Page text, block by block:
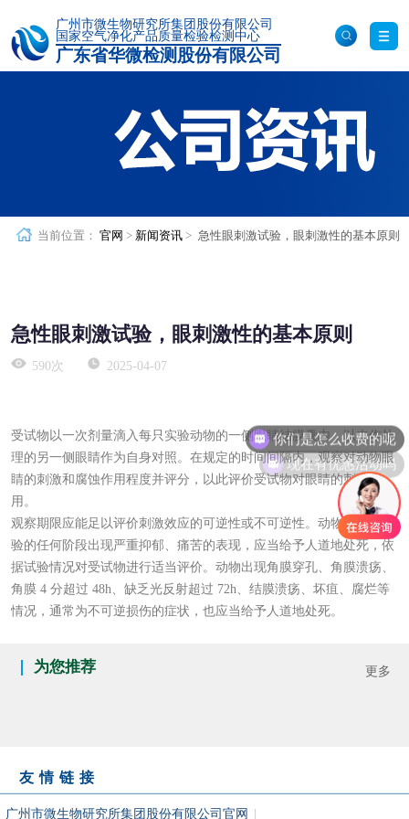
广州市微生物研究所集团股份有限公司
国家空气净化产品质量检验检测中心
广东省华微检测股份有限公司
当前位置： 官网 > 新闻资讯 > 急性眼刺激试验，眼刺激性的基本原则
急性眼刺激试验，眼刺激性的基本原则
590次 2025-04-07
受试物以一次剂量滴入每只实验动物的一侧眼睛结膜囊内，以未作处
理的另一侧眼睛作为自身对照。在规定的时间间隔内，观察对动物眼
睛的刺激和腐蚀作用程度并评分，以此评价受试物对眼睛的刺激作
用。
观察期限应能足以评价刺激效应的可逆性或不可逆性。动物如果在试
验的任何阶段出现严重抑郁、痛苦的表现，应当给予人道地处死，依
据试验情况对受试物进行适当评价。动物出现角膜穿孔、角膜溃疡、
角膜 4 分超过 48h、缺乏光反射超过 72h、结膜溃疡、坏疽、腐烂等
情况，通常为不可逆损伤的症状，也应当给予人道地处死。
为您推荐 更多
友情链接
广州市微生物研究所集团股份有限公司官网 |
食品/保健食品检测
药品检测
医疗器械检测
生物制品服务工作站
化妆品体外功效评价
化妆品/美容仪体内外透皮吸收评价
动物诱发性造模
分子生物学实验技术服务平台
Western Blotting实验技术服务
外源性生物残留检测服务平台
病毒核酸参考品服务
塑胶跑道检测 RoHS认证 口罩检测 固废鉴别
成
消毒检测 食品检测 洁净室检测 毒理安全性检测
你们是怎么收费的呢
现在有优惠活动吗